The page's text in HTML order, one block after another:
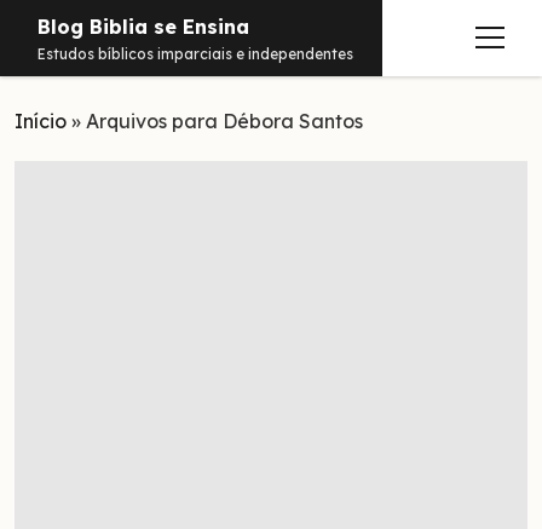
Blog Biblia se Ensina
Estudos bíblicos imparciais e independentes
abrir
Estudos
Início »Arquivos para Débora Santos